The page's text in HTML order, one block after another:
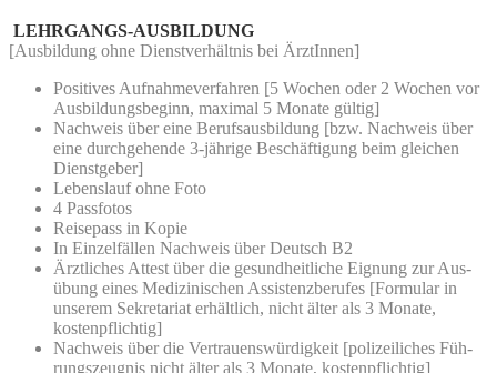
LEHRGANGS-AUSBILDUNG
[Aus­bil­dung ohne Dienst­ver­hält­nis bei ÄrztInnen]
Posi­ti­ves Auf­nah­me­ver­fah­ren [5 Wochen oder 2 Wochen vor
Aus­bil­dungs­be­ginn, maxi­mal 5 Mona­te gültig]
Nach­weis über eine Berufs­aus­bil­dung [bzw. Nach­weis über
eine durch­ge­hen­de 3-jäh­ri­ge Beschäf­ti­gung beim glei­chen
Dienstgeber]
Lebens­lauf ohne Foto
4 Pass­fo­tos
Rei­se­pass in Kopie
In Ein­zel­fäl­len Nach­weis über Deutsch B2
Ärzt­li­ches Attest über die gesund­heit­li­che Eig­nung zur Aus­
übung eines Medi­zi­ni­schen Assis­tenz­be­ru­fes [For­mu­lar in
unse­rem Sekre­ta­ri­at erhält­lich, nicht älter als 3 Mona­te,
kostenpflichtig]
Nach­weis über die Ver­trau­ens­wür­dig­keit [poli­zei­li­ches Füh­
rungs­zeug­nis nicht älter als 3 Mona­te, kostenpflichtig]